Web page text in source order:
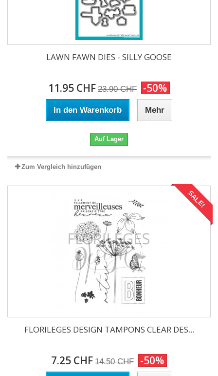
LAWN FAWN DIES - SILLY GOOSE
11.95 CHF 23.90 CHF -50%
In den Warenkorb Mehr
Auf Lager
Zum Vergleich hinzufügen
SALE!
FLORILEGES DESIGN TAMPONS CLEAR DES...
7.25 CHF 14.50 CHF -50%